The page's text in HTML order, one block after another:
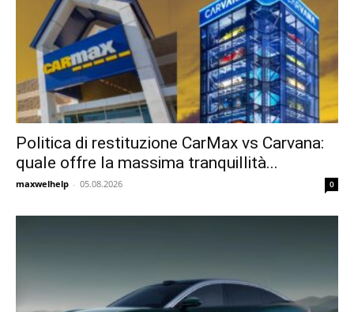
Politica di restituzione CarMax vs Carvana:
quale offre la massima tranquillità...
maxwelhelp - 05.08.2026 0